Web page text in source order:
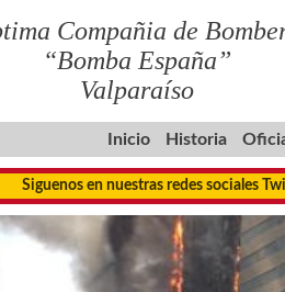
Compañia de
“Bomba España”
Valparaíso
Inicio Historia
Siguenos en nuestras redes sociales